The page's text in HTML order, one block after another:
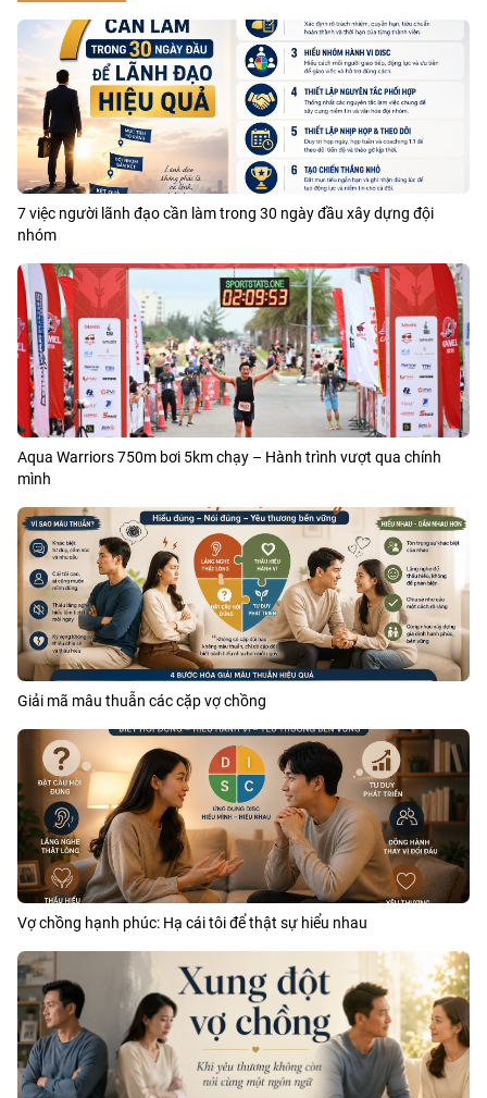
7 việc người lãnh đạo cần làm trong 30 ngày đầu xây dựng đội
nhóm
Aqua Warriors 750m bơi 5km chạy – Hành trình vượt qua chính
mình
Giải mã mâu thuẫn các cặp vợ chồng
Vợ chồng hạnh phúc: Hạ cái tôi để thật sự hiểu nhau